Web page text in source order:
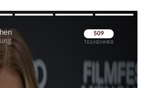
Überspringen